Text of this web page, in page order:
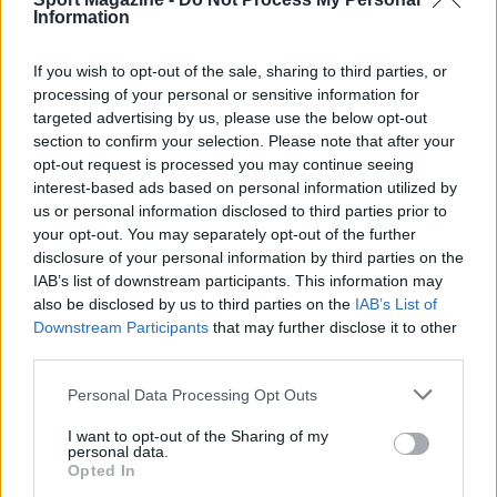
Information
If you wish to opt-out of the sale, sharing to third parties, or
processing of your personal or sensitive information for
targeted advertising by us, please use the below opt-out
section to confirm your selection. Please note that after your
opt-out request is processed you may continue seeing
interest-based ads based on personal information utilized by
us or personal information disclosed to third parties prior to
your opt-out. You may separately opt-out of the further
disclosure of your personal information by third parties on the
IAB’s list of downstream participants. This information may
also be disclosed by us to third parties on the IAB’s List of
Downstream Participants that may further disclose it to other
Please note that this website/app uses one or more Google
not limited to your visit or usage behaviour. You may click to
grant or deny consent to Google and its third-party tags to
use your data for below specified purposes in below Google
Personal Data Processing Opt Outs
I want to opt-out of the Sharing of my
personal data.
Opted In
AUTORE
Andrea Conforti
Andrea Conforti, 46enne torinese dal look
casual e naturale, è un analista tattico che
trasforma dati e clip in racconti social. Ricorda
quando annotò la rimonta al box stampa dello
Stadio Olimpico Grande Torino: da
quell'appunto nacque la sua linea editoriale,
che propugna spiegazioni visive per il tifoso
critico. Dettaglio unico: una stagione
allenatore under15 al Chieri e ciclista urbano.